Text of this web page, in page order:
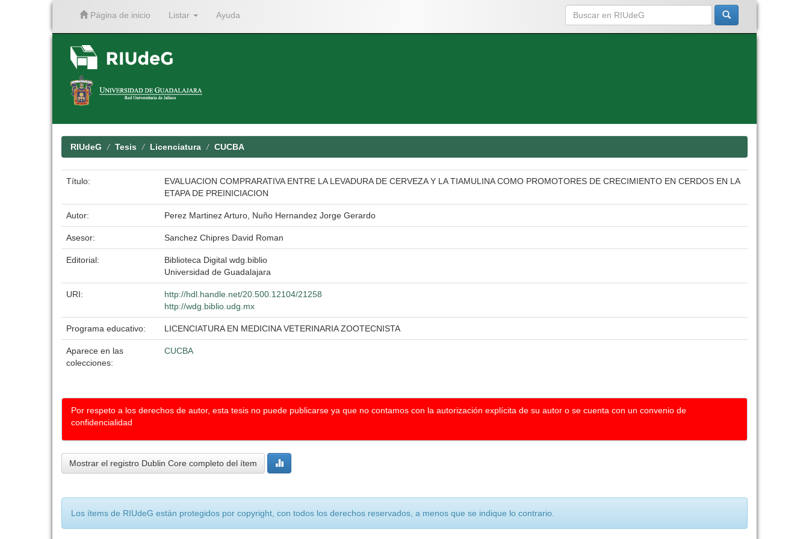
Página de inicio Listar Ayuda
RIUdeG Tesis Licenciatura CUCBA
Título:
EVALUACION COMPRARATIVA ENTRE LA LEVADURA DE CERVEZA Y LA TIAMULINA COMO PROMOTORES DE CRECIMIENTO EN CERDOS EN LA
ETAPA DE PREINICIACION
Autor: Perez Martinez Arturo, Nuño Hernandez Jorge Gerardo
Asesor: Sanchez Chipres David Roman
Editorial:
Biblioteca Digital wdg.biblio
Universidad de Guadalajara
URI:
http://hdl.handle.net/20.500.12104/21258
http://wdg.biblio.udg.mx
Programa educativo: LICENCIATURA EN MEDICINA VETERINARIA ZOOTECNISTA
Aparece en las
colecciones:
CUCBA
Por respeto a los derechos de autor, esta tesis no puede publicarse ya que no contamos con la autorización explícita de su autor o se cuenta con un convenio de
confidencialidad
Mostrar el registro Dublin Core completo del ítem
Los ítems de RIUdeG están protegidos por copyright, con todos los derechos reservados, a menos que se indique lo contrario.